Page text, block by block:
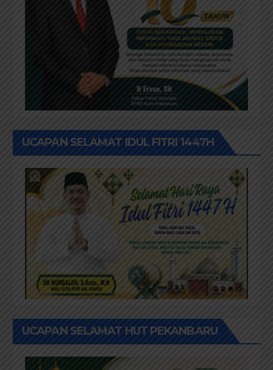
UCAPAN SELAMAT IDUL FITRI 1447H
UCAPAN SELAMAT HUT PEKANBARU